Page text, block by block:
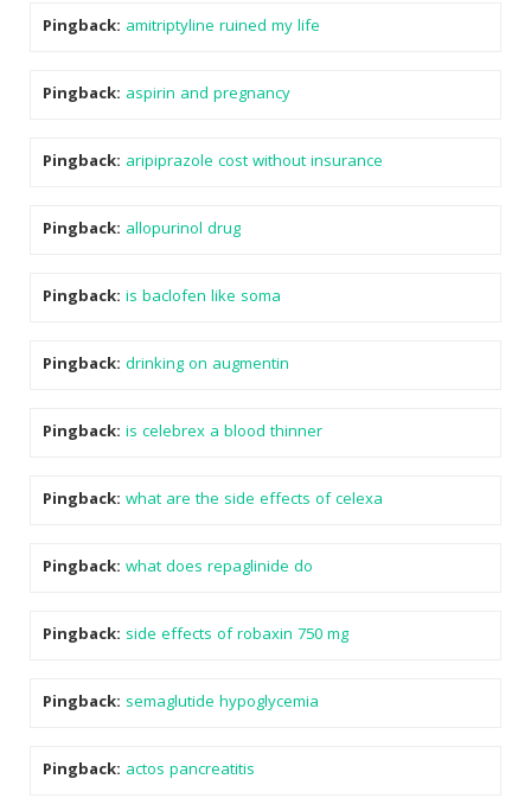
Pingback: amitriptyline ruined my life
Pingback: aspirin and pregnancy
Pingback: aripiprazole cost without insurance
Pingback: allopurinol drug
Pingback: is baclofen like soma
Pingback: drinking on augmentin
Pingback: is celebrex a blood thinner
Pingback: what are the side effects of celexa
Pingback: what does repaglinide do
Pingback: side effects of robaxin 750 mg
Pingback: semaglutide hypoglycemia
Pingback: actos pancreatitis